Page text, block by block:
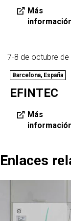
Más
7-8 de octubre de
Barcelona, España
EFINTEC
Más
Enlaces